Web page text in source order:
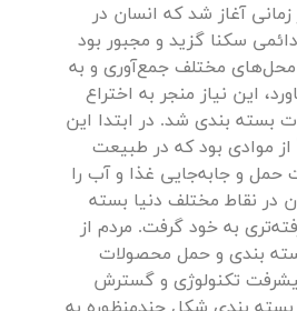
زمانی آغاز شد که انسان در
سکنا گزید و مجبور بود
محل‌های مختلف جمع‌آوری و به
این نیاز منجر به اختراع
بسته بندی شد. در ابتدا این
از موادی بود که در طبیعت
حمل و جابه‌جایی غذا و آب را
نقاط مختلف دنیا بسته
به خود گرفت. مردم از
بندی و حمل محصولات
تکنولوژی و گسترش